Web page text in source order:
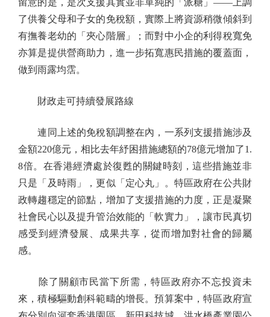
了供養父母和子女的免稅額，實際上將資源稍微傾斜到
有撫養老幼的「夾心階層」；而對中小企的利得稅寬免
亦算是提供營商助力，進一步拓寬惠民措施的覆蓋面，
做到雨露均霑。
財政走可持續發展路線
連同上述的免稅額調整在內，一系列支援措施涉及
金額220億元，相比去年紓困措施總額的78億元增加了1.
8倍。在香港經濟處於復甦的關鍵時刻，這些措施並非
只是「及時雨」，更似「定心丸」。特區政府在公共財
政轉趨穩定的節點，增加了支援措施的力度，正是凝聚
社會民心以及提升管治效能的「軟實力」，讓市民真切
感受到經濟發展、成果共享，從而增加對社會的歸屬
感。
除了關顧市民當下所需，特區政府亦不忘投資未
來，積極驅動創科範疇的增長。預算案中，特區政府宣